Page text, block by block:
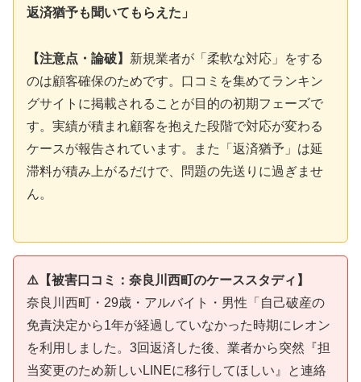
返済猶予も聞いてもらえた」
【注意点・論破】 新規業者が「柔軟な対応」をする
のは顧客確保のためです。口コミを集めてランキン
グサイトに掲載されることが目的の初期フェーズで
す。実績が積まれ顧客を抱えた段階で対応が変わる
ケースが報告されています。また「返済猶予」は延
滞料が積み上がるだけで、問題の先送りに過ぎませ
ん。
⚠️【被害口コミ：奈良川西町のケーススタディ】
奈良川西町・29歳・アルバイト・男性「自己破産の
免責決定から1年が経過していなかった時期にレオン
を利用しました。3回返済した後、業者から突然『担
当変更のため新しいLINEに移行してほしい』と連絡